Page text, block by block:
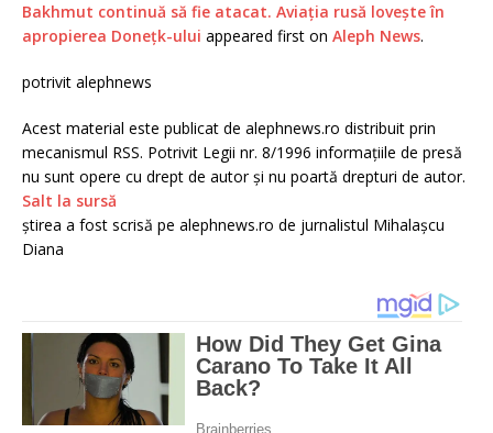
Bakhmut continuă să fie atacat. Aviația rusă lovește în
apropierea Donețk-ului appeared first on Aleph News.
potrivit alephnews
Acest material este publicat de alephnews.ro distribuit prin
mecanismul RSS. Potrivit Legii nr. 8/1996 informațiile de presă
nu sunt opere cu drept de autor și nu poartă drepturi de autor.
Salt la sursă
știrea a fost scrisă pe alephnews.ro de jurnalistul Mihalașcu
Diana